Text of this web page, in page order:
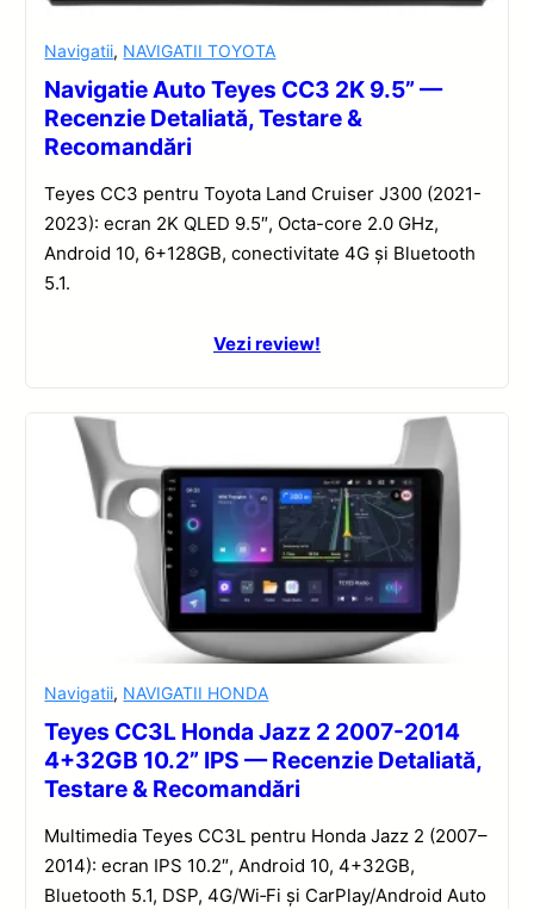
Navigatii, NAVIGATII TOYOTA
Navigatie Auto Teyes CC3 2K 9.5” —
Recenzie Detaliată, Testare &
Recomandări
Teyes CC3 pentru Toyota Land Cruiser J300 (2021-
2023): ecran 2K QLED 9.5″, Octa-core 2.0 GHz,
Android 10, 6+128GB, conectivitate 4G și Bluetooth
5.1.
Vezi review!
Navigatii, NAVIGATII HONDA
Teyes CC3L Honda Jazz 2 2007-2014
4+32GB 10.2” IPS — Recenzie Detaliată,
Testare & Recomandări
Multimedia Teyes CC3L pentru Honda Jazz 2 (2007–
2014): ecran IPS 10.2″, Android 10, 4+32GB,
Bluetooth 5.1, DSP, 4G/Wi‑Fi și CarPlay/Android Auto